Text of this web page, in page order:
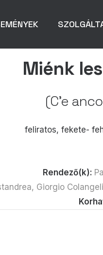
Miénk
(C'e
feliratos, fekete-
Rendező(k):
Giorgio